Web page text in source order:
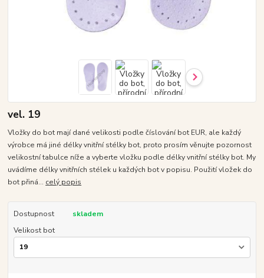
vel. 19
Vložky do bot mají dané velikosti podle číslování bot EUR, ale každý
výrobce má jiné délky vnitřní stélky bot, proto prosím věnujte pozornost
velikostní tabulce níže a vyberte vložku podle délky vnitřní stélky bot. My
uvádíme délky vnitřních stélek u každých bot v popisu. Použití vložek do
bot přiná... celý popis
Dostupnost
skladem
Velikost bot